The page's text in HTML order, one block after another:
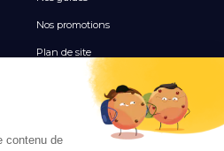
Nos promotions
Plan de site